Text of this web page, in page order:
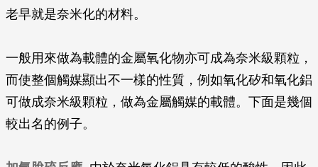
老早就是奈米化的材料。
一般用來做為載體的金屬氧化物亦可成為奈米級顆粒，
而使整個觸媒顯出不一樣的性質，例如氧化矽和氧化鋁
可做成奈米級顆粒，做為金屬觸媒的載體。下面是幾個
較出名的例子。